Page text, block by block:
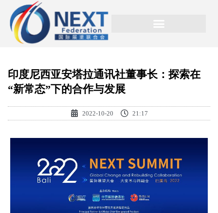
印度尼西亚安塔拉通讯社董事长：探索在
“新常态”下的合作与发展
2022-10-20 21:17